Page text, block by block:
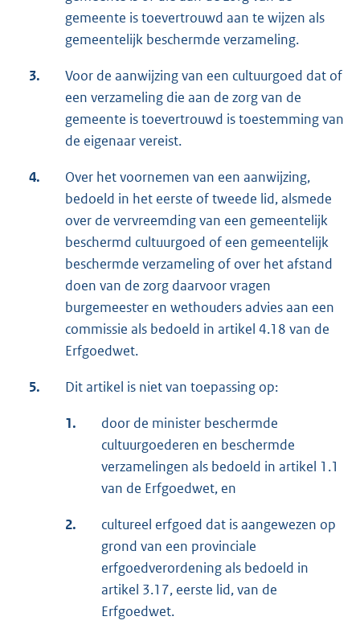
gemeente is toevertrouwd aan te wijzen als
gemeentelijk beschermde verzameling.
3.
Voor de aanwijzing van een cultuurgoed dat of
een verzameling die aan de zorg van de
gemeente is toevertrouwd is toestemming van
de eigenaar vereist.
4.
Over het voornemen van een aanwijzing,
bedoeld in het eerste of tweede lid, alsmede
over de vervreemding van een gemeentelijk
beschermd cultuurgoed of een gemeentelijk
beschermde verzameling of over het afstand
doen van de zorg daarvoor vragen
burgemeester en wethouders advies aan een
commissie als bedoeld in artikel 4.18 van de
Erfgoedwet.
5. Dit artikel is niet van toepassing op:
1.
door de minister beschermde
cultuurgoederen en beschermde
verzamelingen als bedoeld in artikel 1.1
van de Erfgoedwet, en
2.
cultureel erfgoed dat is aangewezen op
grond van een provinciale
erfgoedverordening als bedoeld in
artikel 3.17, eerste lid, van de
Erfgoedwet.